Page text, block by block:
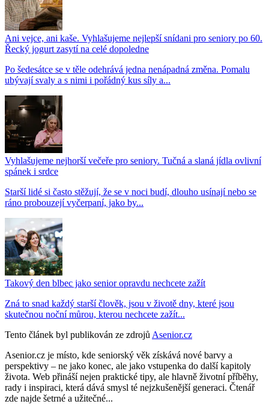
Ani vejce, ani kaše. Vyhlašujeme nejlepší snídani pro seniory po 60.
Řecký jogurt zasytí na celé dopoledne
Po šedesátce se v těle odehrává jedna nenápadná změna. Pomalu
ubývají svaly a s nimi i pořádný kus síly a...
Vyhlašujeme nejhorší večeře pro seniory. Tučná a slaná jídla ovlivní
spánek i srdce
Starší lidé si často stěžují, že se v noci budí, dlouho usínají nebo se
ráno probouzejí vyčerpaní, jako by...
Takový den blbec jako senior opravdu nechcete zažít
Zná to snad každý starší člověk, jsou v životě dny, které jsou
skutečnou noční můrou, kterou nechcete zažít...
Tento článek byl publikován ze zdrojů Asenior.cz
Asenior.cz je místo, kde seniorský věk získává nové barvy a
perspektivy – ne jako konec, ale jako vstupenka do další kapitoly
života. Web přináší nejen praktické tipy, ale hlavně životní příběhy,
rady i inspiraci, která dává smysl té nejzkušenější generaci. Čtenář
zde najde šetrné a užitečné...